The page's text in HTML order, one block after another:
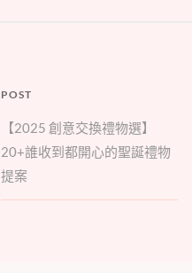
POST
【2025 創意交換禮物選】
20+誰收到都開心的聖誕禮物
提案